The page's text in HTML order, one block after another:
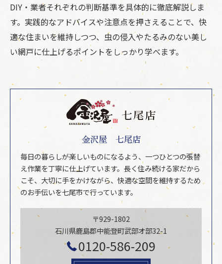
DIY・業者それぞれの判断基準を具体的に徹底解説しま
す。実践的なアドバイスや注意点を押さえることで、快
適な住まいを維持しつつ、虫の侵入やたるみのない美し
い網戸に仕上げるポイントをしっかり学べます。
金沢屋 七尾店
毎日の暮らしが楽しいものになるよう、一つひとつの張替
え作業を丁寧に仕上げています。長く住み続ける家だから
こそ、大切に手をかけながら、快適な空間を維持するため
のお手伝いを七尾市で行っています。
〒929-1802
石川県鹿島郡中能登町武部オ部32-1
0120-586-209